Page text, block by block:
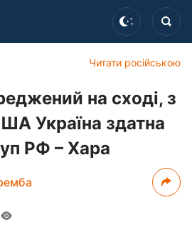
Читати російською
на сході, з
Україна здатна
РФ – Хара